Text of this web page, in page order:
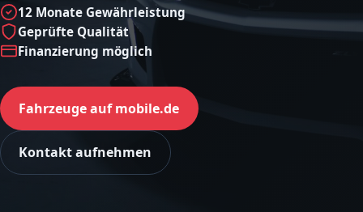
12 Monate Gewährleistung
Geprüfte Qualität
Finanzierung möglich
Fahrzeuge auf mobile.de
Kontakt aufnehmen